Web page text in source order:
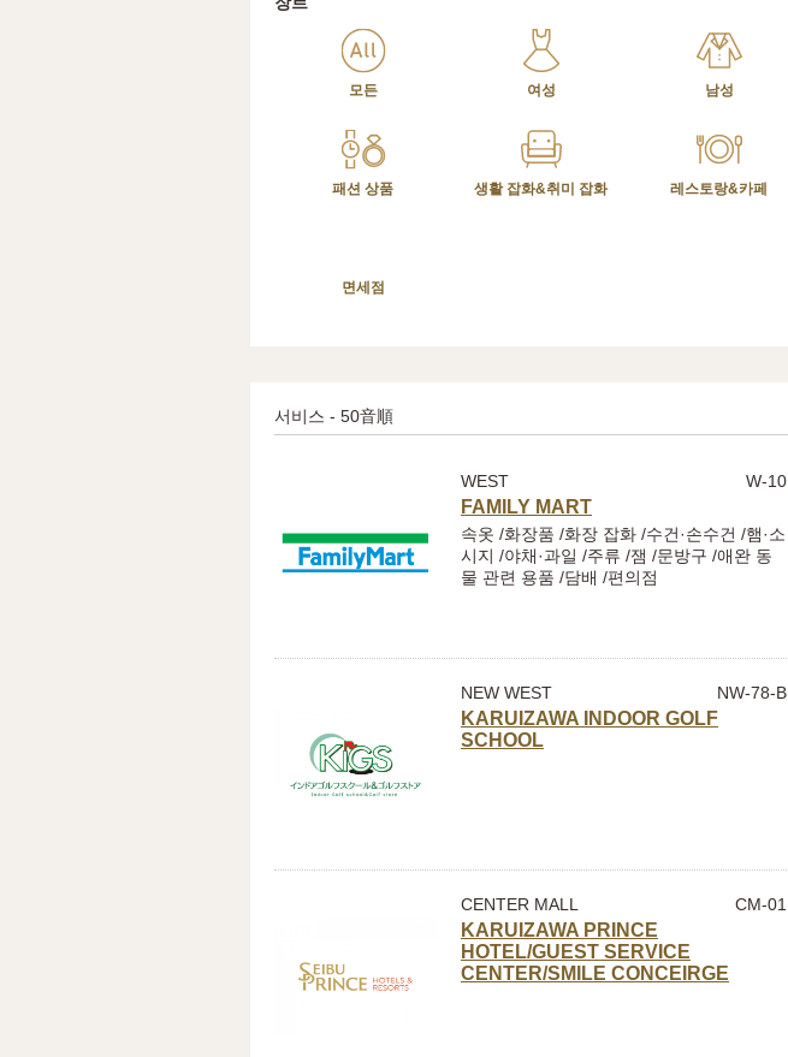
모든 여성 남성
패션 상품 생활 잡화&취미 잡화 레스토랑&카페
면세점
서비스 - 50音順
WEST W-10
FAMILY MART
속옷 /화장품 /화장 잡화 /수건·손수건 /햄·소
시지 /야채·과일 /주류 /잼 /문방구 /애완 동
물 관련 용품 /담배 /편의점
NEW WEST NW-78-B
KARUIZAWA INDOOR GOLF
SCHOOL
CENTER MALL CM-01
KARUIZAWA PRINCE
HOTEL/GUEST SERVICE
CENTER/SMILE CONCEIRGE